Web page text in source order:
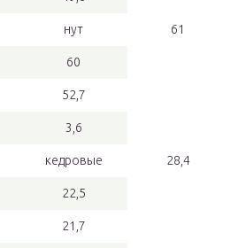
нут 61
60
52,7
3,6
кедровые 28,4
22,5
21,7